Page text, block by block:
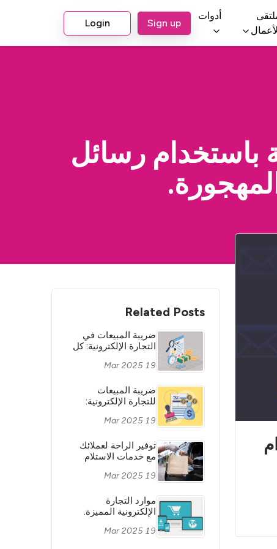
أدوات
Sign up
Login
باستخدام رسائل
Related Posts
ضريبة المبيعات في
التجارة الإلكترونية: كل
للبقاء ملتزمًا
19 Mar 2025
ضريبة المبيعات
للتجارة الإلكترونية:
معرفته للبقاء متوافقًا
19 Mar 2025
توفير الراحة لعملائك
مع خدمات الاستلام
وكيف تضيف هذه
الإلكتروني
19 Mar 2025
موارد التجارة
الإلكترونية المميزة.
19 Mar 2025